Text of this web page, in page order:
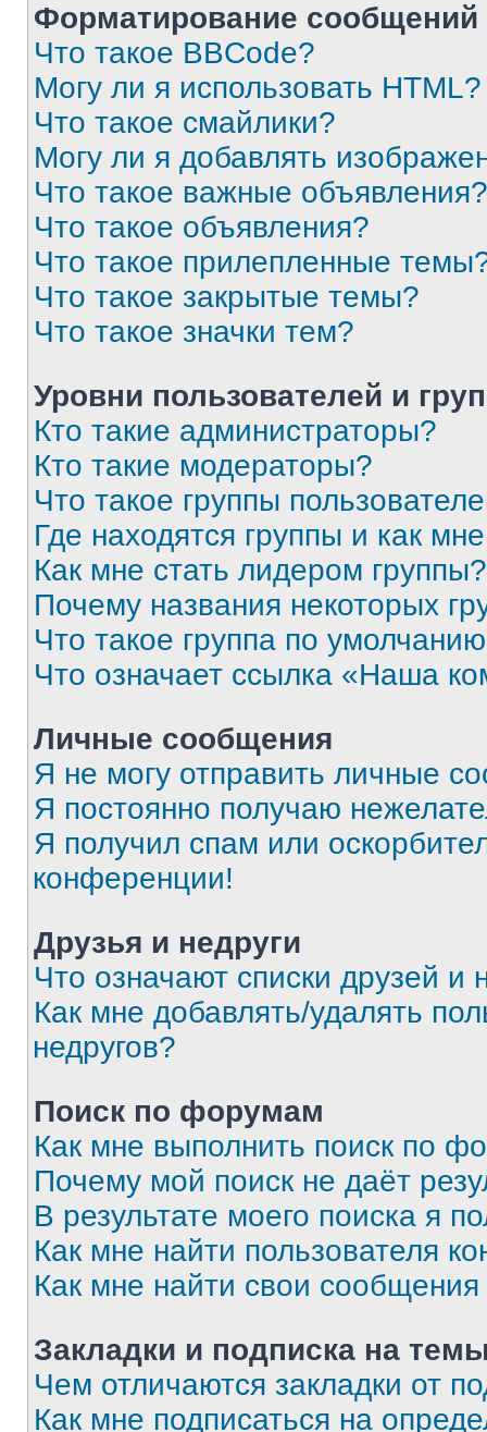
Форматирование
Что такое BBCode?
Могу ли я использовать HTML?
Что такое смайлики?
Могу ли я добавлять
Что такое важные объявления?
Что такое объявления?
Что такое прилепленные
Что такое закрытые темы?
Что такое значки тем?
Уровни пользователей и
Кто такие администраторы?
Кто такие модераторы?
Что такое группы
Где находятся группы и как
Как мне стать лидером группы?
Почему названия некоторых
Что такое группа по
Что означает ссылка «Наша
Личные сообщения
Я не могу отправить личные
Я постоянно получаю
Я получил спам или
конференции!
Друзья и недруги
Что означают списки друзей и
Как мне добавлять/удалять
недругов?
Поиск по форумам
Как мне выполнить поиск по
Почему мой поиск не даёт
В результате моего поиска я
Как мне найти пользователя
Как мне найти свои
Закладки и подписка на
Чем отличаются закладки от
Как мне подписаться на